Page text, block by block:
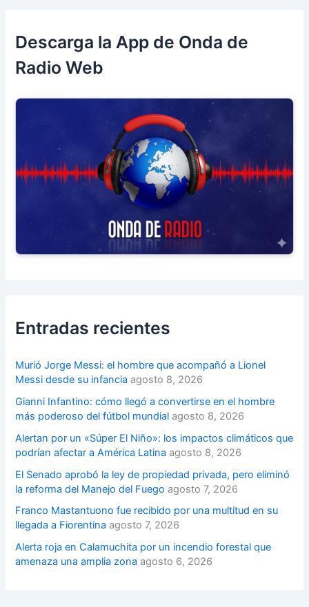
Descarga la App de Onda de
Radio Web
Entradas recientes
Murió Jorge Messi: el hombre que acompañó a Lionel
Messi desde su infancia agosto 8, 2026
Gianni Infantino: cómo llegó a convertirse en el hombre
más poderoso del fútbol mundial agosto 8, 2026
Alertan por un «Súper El Niño»: los impactos climáticos que
podrían afectar a América Latina agosto 8, 2026
El Senado aprobó la ley de propiedad privada, pero eliminó
la reforma del Manejo del Fuego agosto 7, 2026
Franco Mastantuono fue recibido por una multitud en su
llegada a Fiorentina agosto 7, 2026
Alerta roja en Calamuchita por un incendio forestal que
amenaza una amplia zona agosto 6, 2026